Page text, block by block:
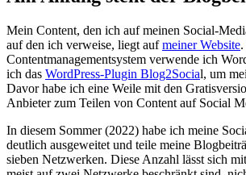
Mein Content, den ich auf meinen Social-
auf den ich verweise, liegt aufmeiner Website
Contentmanagementsystem verwende ich
ich das WordPress-Plugin Blog2Social, um
Davor habe ich eine Weile mit den
Anbieter zum Teilen von Content auf Social
In diesem Sommer (2022) habe ich meine
deutlich ausgeweitet und teile meine
sieben Netzwerken. Diese Anzahl lässt sich